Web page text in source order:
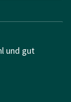
und gut